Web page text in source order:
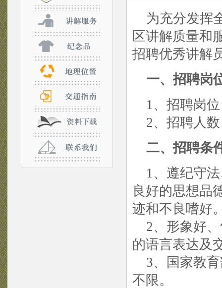
为充分发挥
区讲解质量和
招聘优秀讲解
一、招聘岗
1、招聘岗位
2、招聘人数
二、招聘条
1、遵纪守法
良好的思想品
迹和不良嗜好
2、形象好、
的语言表达及
3、国家教育
不限。